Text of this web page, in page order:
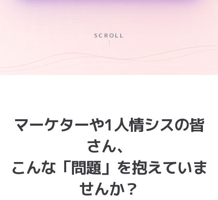
SCROLL
マーケターや1人情シスの皆
さん、
こんな「問題」を抱えていま
せんか？